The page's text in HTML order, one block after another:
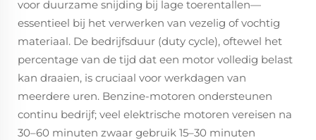
voor duurzame snijding bij lage toerentallen—
essentieel bij het verwerken van vezelig of vochtig
materiaal. De bedrijfsduur (duty cycle), oftewel het
percentage van de tijd dat een motor volledig belast
kan draaien, is cruciaal voor werkdagen van
meerdere uren. Benzine-motoren ondersteunen
continu bedrijf; veel elektrische motoren vereisen na
30–60 minuten zwaar gebruik 15–30 minuten